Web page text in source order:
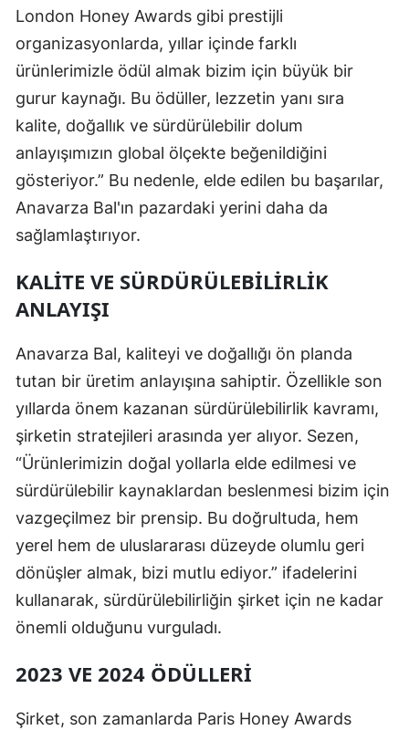
London Honey Awards gibi prestijli
organizasyonlarda, yıllar içinde farklı
ürünlerimizle ödül almak bizim için büyük bir
gurur kaynağı. Bu ödüller, lezzetin yanı sıra
kalite, doğallık ve sürdürülebilir dolum
anlayışımızın global ölçekte beğenildiğini
gösteriyor.” Bu nedenle, elde edilen bu başarılar,
Anavarza Bal'ın pazardaki yerini daha da
sağlamlaştırıyor.
KALITE VE SÜRDÜRÜLEBILIRLIK
ANLAYIŞI
Anavarza Bal, kaliteyi ve doğallığı ön planda
tutan bir üretim anlayışına sahiptir. Özellikle son
yıllarda önem kazanan sürdürülebilirlik kavramı,
şirketin stratejileri arasında yer alıyor. Sezen,
“Ürünlerimizin doğal yollarla elde edilmesi ve
sürdürülebilir kaynaklardan beslenmesi bizim için
vazgeçilmez bir prensip. Bu doğrultuda, hem
yerel hem de uluslararası düzeyde olumlu geri
dönüşler almak, bizi mutlu ediyor.” ifadelerini
kullanarak, sürdürülebilirliğin şirket için ne kadar
önemli olduğunu vurguladı.
2023 VE 2024 ÖDÜLLERI
Şirket, son zamanlarda Paris Honey Awards